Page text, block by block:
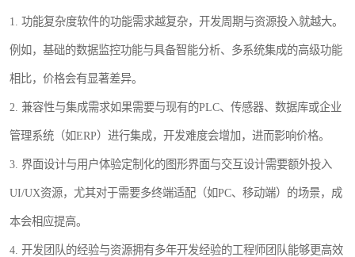
1. 功能复杂度软件的功能需求越复杂，开发周期与资源投入就越大。
例如，基础的数据监控功能与具备智能分析、多系统集成的高级功能
相比，价格会有显著差异。
2. 兼容性与集成需求如果需要与现有的PLC、传感器、数据库或企业
管理系统（如ERP）进行集成，开发难度会增加，进而影响价格。
3. 界面设计与用户体验定制化的图形界面与交互设计需要额外投入
UI/UX资源，尤其对于需要多终端适配（如PC、移动端）的场景，成
本会相应提高。
4. 开发团队的经验与资源拥有多年开发经验的工程师团队能够更高效